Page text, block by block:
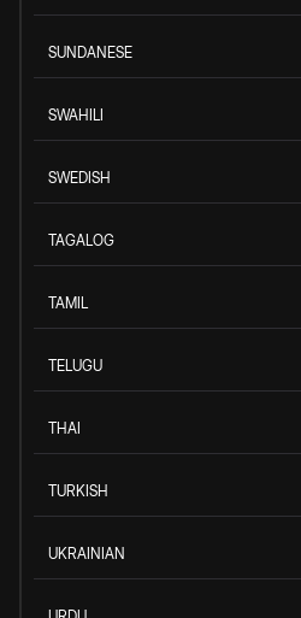
SUNDANESE
SWAHILI
SWEDISH
TAGALOG
TAMIL
TELUGU
THAI
TURKISH
UKRAINIAN